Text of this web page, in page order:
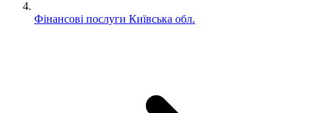
Фінансові послуги Київська обл.